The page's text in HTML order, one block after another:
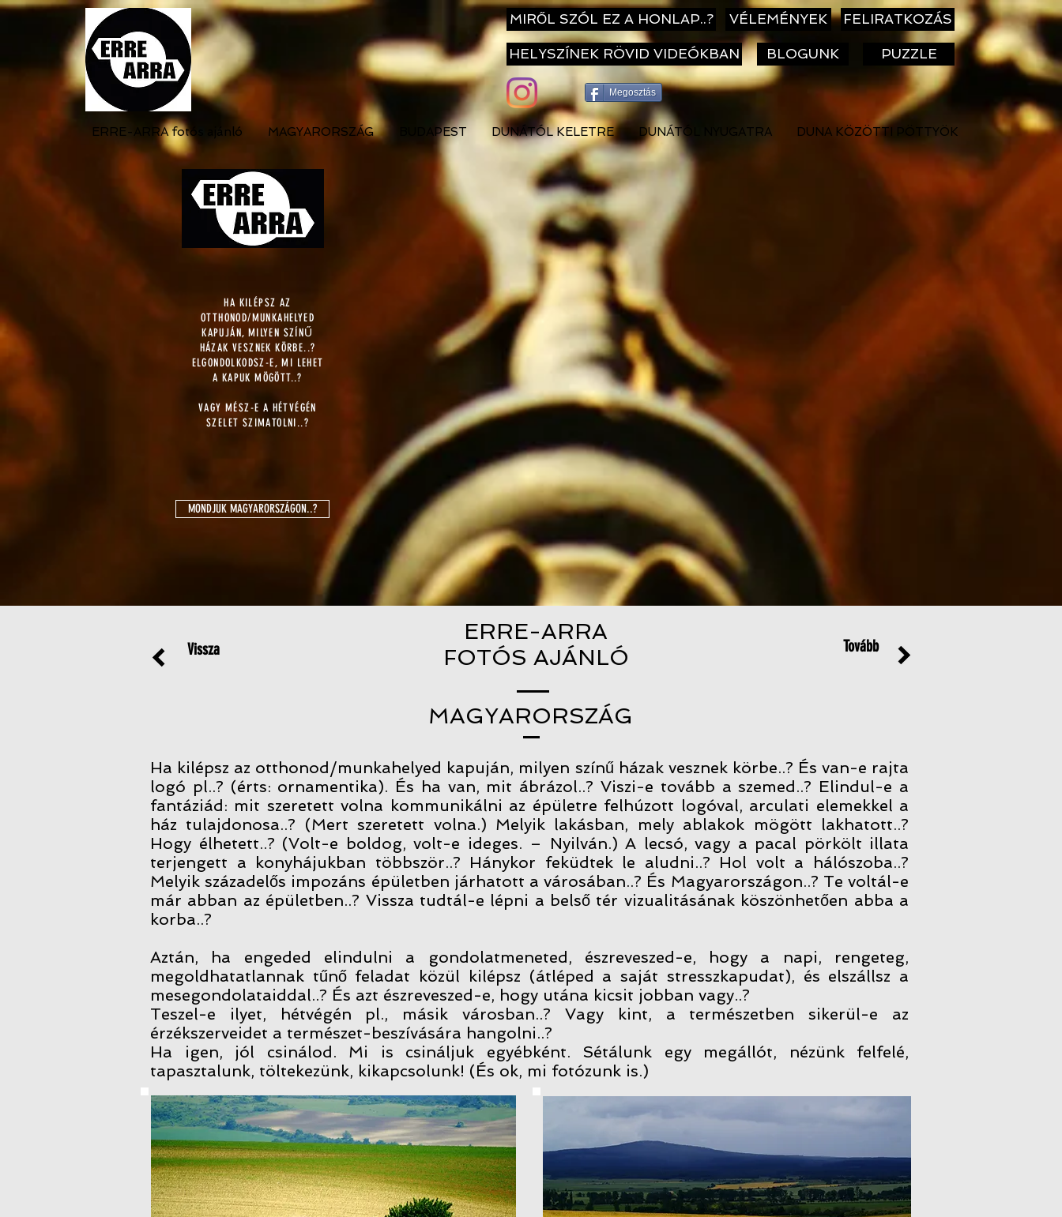
MIRŐL SZÓL EZ A HONLAP..? VÉLEMÉNYEK FELIRATKOZÁS
HELYSZÍNEK RÖVID VIDEÓKBAN BLOGUNK PUZZLE
Megosztás
ERRE-ARRA fotós ajánló MAGYARORSZÁG BUDAPEST DUNÁTÓL KELETRE DUNÁTÓL NYUGATRA DUNA KÖZÖTTI PÖTTYÖK
HA KILÉPSZ AZ
OTTHONOD/MUNKAHELYED
KAPUJÁN, MILYEN SZÍNŰ
HÁZAK VESZNEK KÖRBE..?
ELGONDOLKODSZ-E, MI LEHET
A KAPUK MÖGÖTT..?
VAGY MÉSZ-E A HÉTVÉGÉN
SZELET SZIMATOLNI..?
MONDJUK MAGYARORSZÁGON..?
Vissza Tovább
MAGYARORSZÁG
Ha kilépsz az otthonod/munkahelyed kapuján, milyen színű házak vesznek körbe..? És van-e rajta
logó pl..? (érts: ornamentika). És ha van, mit ábrázol..? Viszi-e tovább a szemed..? Elindul-e a
fantáziád: mit szeretett volna kommunikálni az épületre felhúzott logóval, arculati elemekkel a
ház tulajdonosa..? (Mert szeretett volna.) Melyik lakásban, mely ablakok mögött lakhatott..?
Hogy élhetett..? (Volt-e boldog, volt-e ideges. – Nyilván.) A lecsó, vagy a pacal pörkölt illata
terjengett a konyhájukban többször..? Hánykor feküdtek le aludni..? Hol volt a hálószoba..?
Melyik századelős impozáns épületben járhatott a városában..? És Magyarországon..? Te voltál-e
már abban az épületben..? Vissza tudtál-e lépni a belső tér vizualitásának köszönhetően abba a
korba..?
Aztán, ha engeded elindulni a gondolatmeneted, észreveszed-e, hogy a napi, rengeteg,
megoldhatatlannak tűnő feladat közül kilépsz (átléped a saját stresszkapudat), és elszállsz a
mesegondolataiddal..? És azt észreveszed-e, hogy utána kicsit jobban vagy..?
Teszel-e ilyet, hétvégén pl., másik városban..? Vagy kint, a természetben sikerül-e az
érzékszerveidet a természet-beszívására hangolni..?
Ha igen, jól csinálod. Mi is csináljuk egyébként. Sétálunk egy megállót, nézünk felfelé,
tapasztalunk, töltekezünk, kikapcsolunk! (És ok, mi fotózunk is.)
ERRE-ARRA
FOTÓS AJÁNLÓ